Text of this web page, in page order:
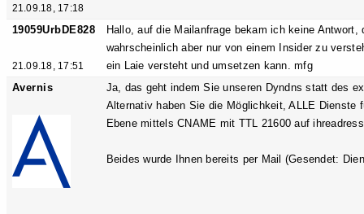
21.09.18, 17:18
19059UrbDE828
21.09.18, 17:51
Hallo, auf die Mailanfrage bekam ich keine
wahrscheinlich aber nur von einem Insider zu
ein Laie versteht und umsetzen kann. mfg
Avernis
Ja, das geht indem Sie unseren Dyndns statt des
Alternativ haben Sie die Möglichkeit, ALLE Dienste
Ebene mittels CNAME mit TTL 21600 auf
Beides wurde Ihnen bereits per Mail (Gesendet: